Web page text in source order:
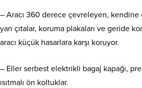
– Aracı 360 derece çevreleyen, kendine
yan çıtalar, koruma plakaları ve geride
aracı küçük hasarlara karşı koruyor.
– Eller serbest elektrikli bagaj kapağı,
ısıtmalı ön koltuklar.